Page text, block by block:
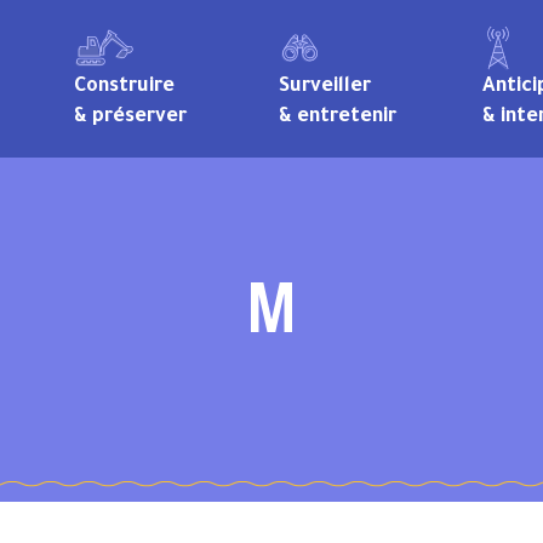
Construire
& préserver
Surveiller
& entretenir
&
M